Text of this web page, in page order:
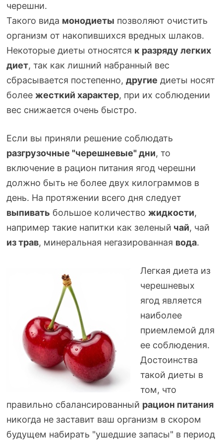
черешни.
Такого вида монодиеты позволяют очистить
организм от накопившихся вредных шлаков.
Некоторые диеты относятся к разряду легких
диет, так как лишний набранный вес
сбрасывается постепенно, другие диеты носят
более жесткий характер, при их соблюдении
вес снижается очень быстро.
Если вы приняли решение соблюдать
разгрузочные "черешневые" дни, то
включение в рацион питания ягод черешни
должно быть не более двух килограммов в
день. На протяжении всего дня следует
выпивать большое количество жидкости,
например такие напитки как зеленый чай, чай
из трав, минеральная негазированная вода.
Легкая диета из
черешневых
ягод является
наиболее
приемлемой для
ее соблюдения.
Достоинства
такой диеты в
том, что
правильно сбалансированный рацион питания
никогда не заставит ваш организм в скором
будущем набирать "ушедшие запасы" в период